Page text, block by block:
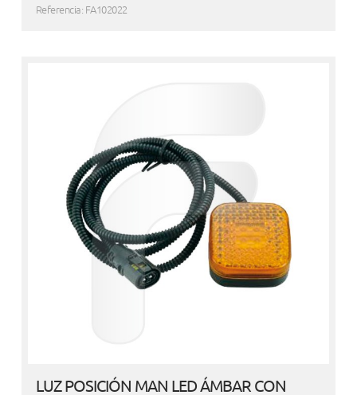
Referencia: FA102022
LUZ POSICIÓN MAN LED ÁMBAR CON